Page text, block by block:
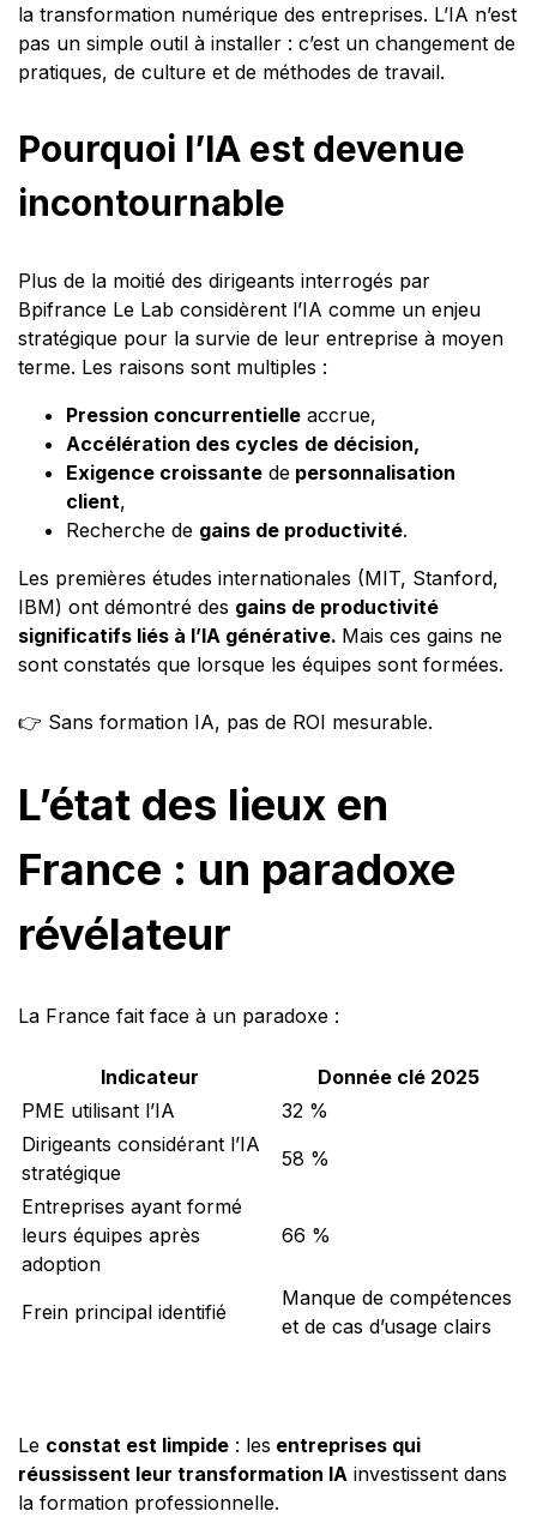
la transformation numérique des entreprises. L’IA n’est
pas un simple outil à installer : c’est un changement de
pratiques, de culture et de méthodes de travail.
Pourquoi l’IA est devenue
incontournable
Plus de la moitié des dirigeants interrogés par
Bpifrance Le Lab considèrent l’IA comme un enjeu
stratégique pour la survie de leur entreprise à moyen
terme. Les raisons sont multiples :
Pression concurrentielle accrue,
Accélération des cycles de décision,
Exigence croissante de personnalisation
client,
Recherche de gains de productivité.
Les premières études internationales (MIT, Stanford,
IBM) ont démontré des gains de productivité
significatifs liés à l’IA générative. Mais ces gains ne
sont constatés que lorsque les équipes sont formées.
👉 Sans formation IA, pas de ROI mesurable.
L’état des lieux en
France : un paradoxe
révélateur
La France fait face à un paradoxe :
Indicateur
Donnée clé 2025
PME utilisant l’IA
32 %
Dirigeants considérant l’IA
stratégique
58 %
Entreprises ayant formé
leurs équipes après
adoption
66 %
Frein principal identifié
Manque de compétences
et de cas d’usage clairs
Le constat est limpide : les entreprises qui
réussissent leur transformation IA investissent dans
la formation professionnelle.